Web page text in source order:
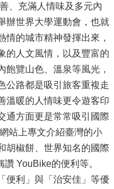
、充滿人情味及多元內
辦世界大學運動會，也就
情的城市精神發揮出來，
的人文風情，以及豐富的
飽覽山色、溫泉等風光，
公路都是吸引旅客重複走
溫暖的人情味更令遊客印
通方面更是常常吸引國際
站上專文介紹臺灣的小
胡椒餅、世界知名的國際
YouBike的便利等。
便利」與「治安佳」等優